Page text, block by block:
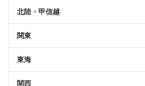
北陸・甲信越
関東
東海
関西